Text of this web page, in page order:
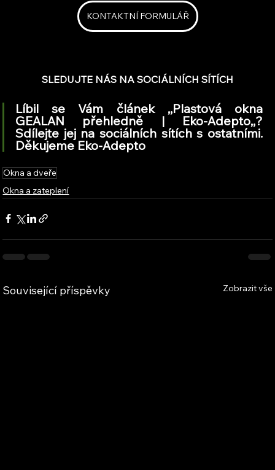
KONTAKTNÍ FORMULÁŘ
SLEDUJTE NÁS NA SOCIÁLNÍCH SÍTÍCH
Líbil se Vám článek ,,Plastová okna
GEALAN přehledně | Eko-Adepto,,?
Sdílejte jej na sociálních sítích s ostatními.
Děkujeme Eko-Adepto
Okna a dveře
Okna a zateplení
Související příspěvky Zobrazit vše